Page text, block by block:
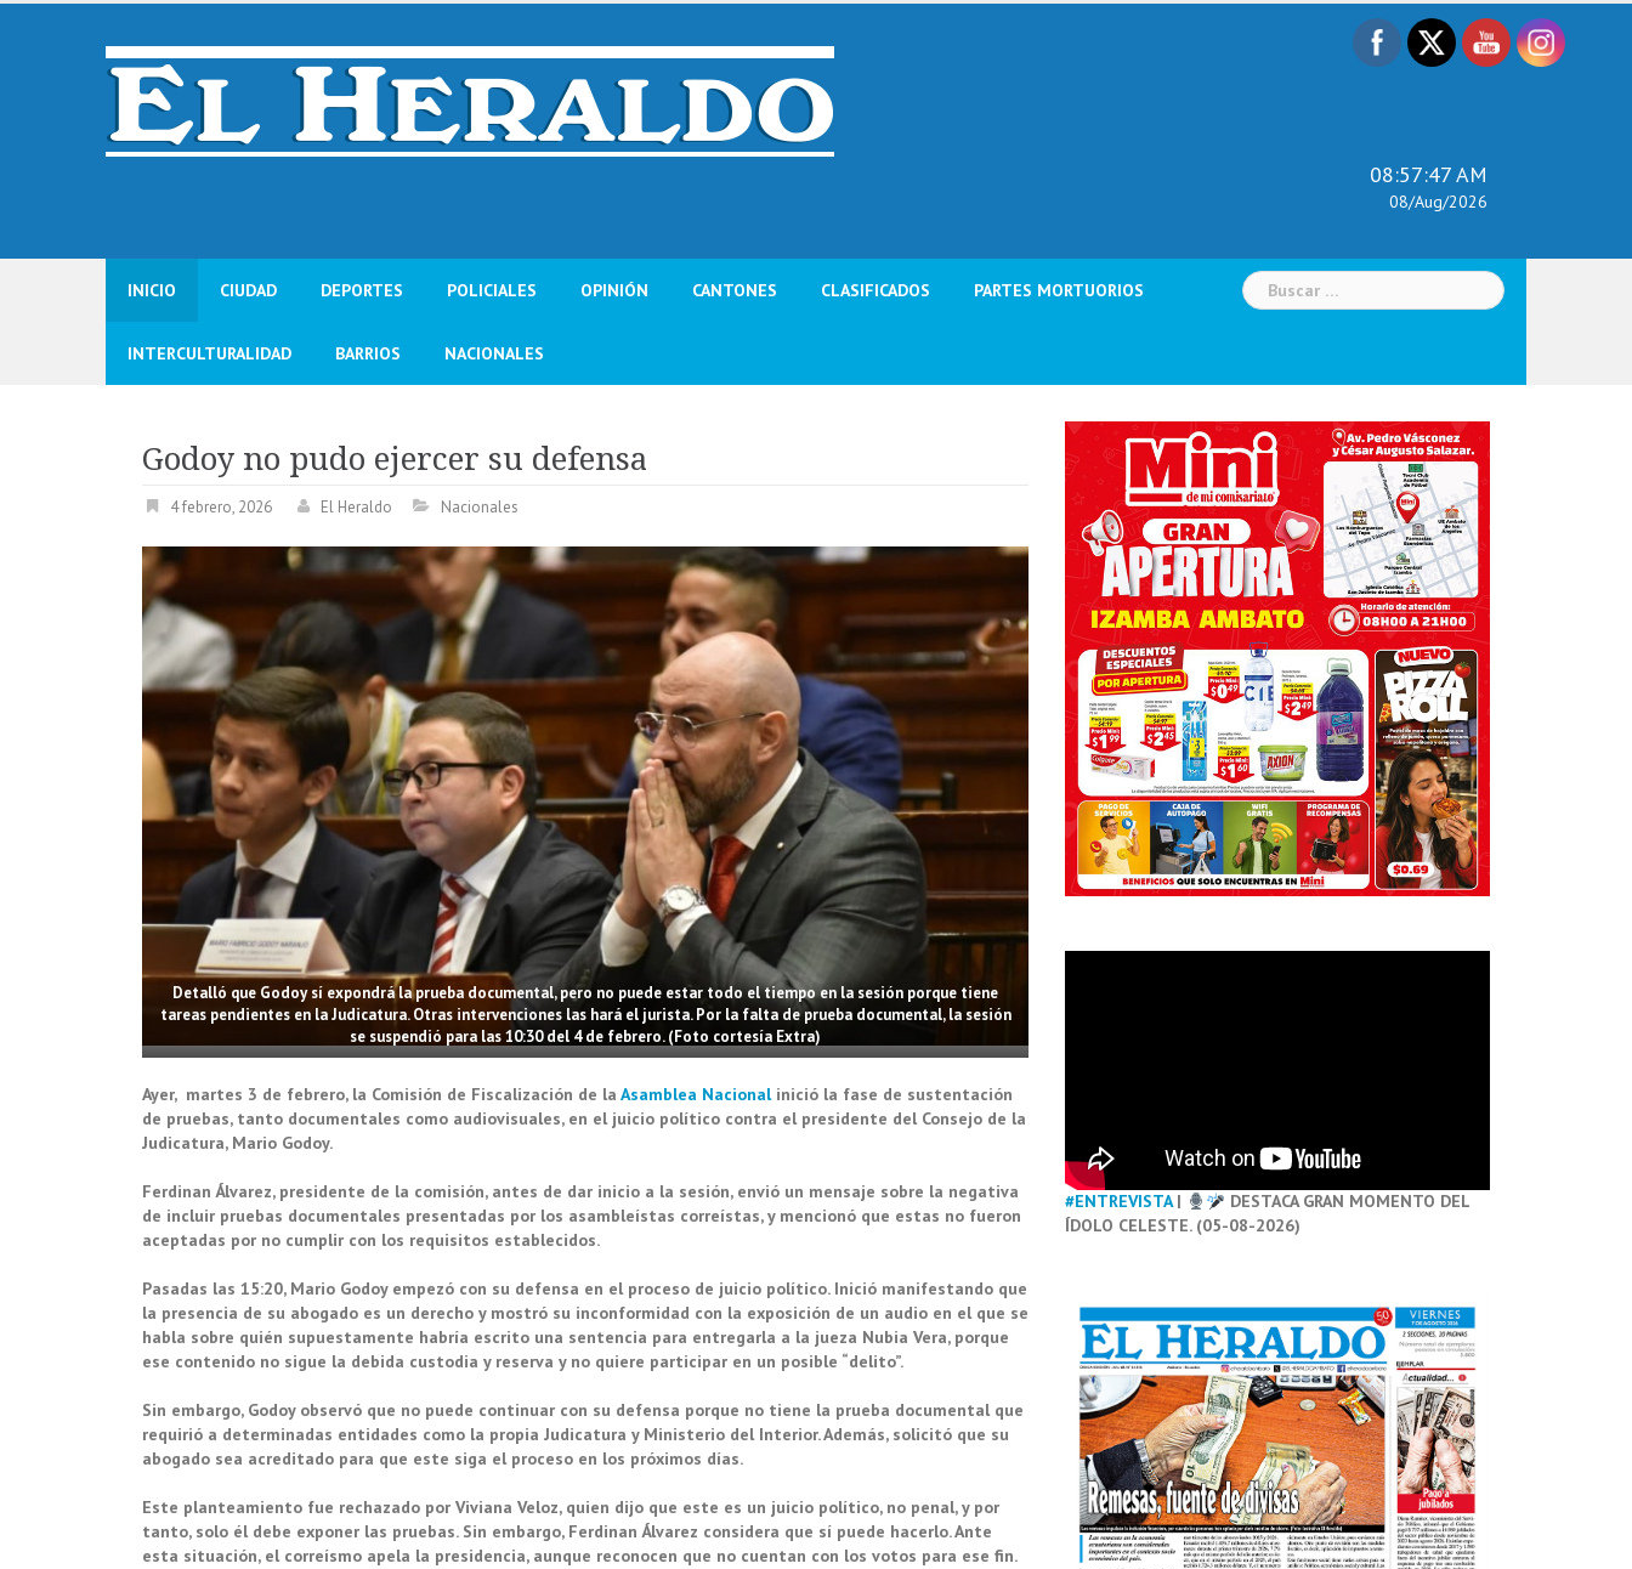
Skip
08:57:48 AM
08/Aug/2026
INICIO CIUDAD DEPORTES POLICIALES OPINIÓN CANTONES CLASIFICADOS PARTES MORTUORIOS
INTERCULTURALIDAD BARRIOS NACIONALES
Buscar:
Godoy no pudo ejercer su defensa
4 febrero, 2026 El Heraldo Nacionales
Detalló que Godoy sí expondrá la prueba documental, pero no puede estar todo el tiempo en la sesión porque tiene
tareas pendientes en la Judicatura. Otras intervenciones las hará el jurista. Por la falta de prueba documental, la sesión
se suspendió para las 10:30 del 4 de febrero. (Foto cortesía Extra)
Ayer, martes 3 de febrero, la Comisión de Fiscalización de la Asamblea Nacionalinició la fase de sustentación
de pruebas, tanto documentales como audiovisuales, en el juicio político contra el presidente del Consejo de la
Judicatura, Mario Godoy.
Ferdinan Álvarez, presidente de la comisión, antes de dar inicio a la sesión, envió un mensaje sobre la negativa
de incluir pruebas documentales presentadas por los asambleístas correístas, y mencionó que estas no fueron
aceptadas por no cumplir con los requisitos establecidos.
Pasadas las 15:20, Mario Godoy empezó con su defensa en el proceso de juicio político. Inició manifestando que
la presencia de su abogado es un derecho y mostró su inconformidad con la exposición de un audio en el que se
habla sobre quién supuestamente habría escrito una sentencia para entregarla a la jueza Nubia Vera, porque
ese contenido no sigue la debida custodia y reserva y no quiere participar en un posible “delito”.
Sin embargo, Godoy observó que no puede continuar con su defensa porque no tiene la prueba documental que
requirió a determinadas entidades como la propia Judicatura y Ministerio del Interior. Además, solicitó que su
abogado sea acreditado para que este siga el proceso en los próximos días.
Este planteamiento fue rechazado por Viviana Veloz, quien dijo que este es un juicio político, no penal, y por
tanto, solo él debe exponer las pruebas. Sin embargo, Ferdinan Álvarez considera que sí puede hacerlo. Ante
esta situación, el correísmo apela la presidencia, aunque reconocen que no cuentan con los votos para ese fin.
#ENTREVISTA|
DESTACA GRAN MOMENTO DEL
ÍDOLO CELESTE. (05-08-2026)